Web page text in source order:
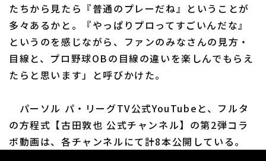
たちから見たら『普通のプレーだね』ということが
多々あるかと。『やっぱりプロってすごいんだな』
というのを感じながら、ファンのみなさんの見方・
目線と、プロ野球OBの目線の違いを楽しんでもらえ
たらと思います」と呼びかけた。
パーソル パ・リーグTV公式YouTubeと、フルタ
の方程式【古田敦也 公式チャンネル】の第2弾コラ
ボ動画は、各チャンネルにて計8本公開している。